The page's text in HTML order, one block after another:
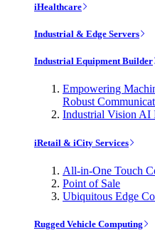
iHealthcare
Industrial & Edge Servers
Industrial Equipment Builder
Empowering
Robust
Industrial Vision AI
iRetail & iCity Services
All-in-One Touch
Point of Sale
Ubiquitous Edge
Rugged Vehicle Computing